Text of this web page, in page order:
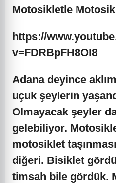
Motosikletle
https://
v=FDRBpFH8OI8
Adana deyince
uçuk şeylerin
Olmayacak şeyler
gelebiliyor.
motosiklet taşınması
diğeri. Bisiklet
timsah bile gördük.